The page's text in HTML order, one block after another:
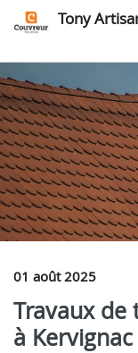
Tony
01 août 2025
Travaux
à Kervignac